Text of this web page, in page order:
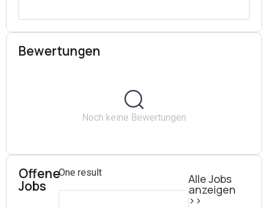
Bewertungen
Noch keine Bewertungen
Offene
Jobs
One result Alle Jobs
anzeigen
>>